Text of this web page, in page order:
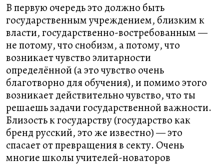
В первую очередь это должно быть
государственным учреждением, близким к
власти, государственно-востребованным —
не потому, что снобизм, а потому, что
возникает чувство элитарности
определённой (а это чувство очень
благотворно для обучения), и помимо этого
возникает действительно чувство, что ты
решаешь задачи государственной важности.
Близость к государству (государство как
бренд русский, это же известно) — это
спасает от превращения в секту. Очень
многие школы учителей-новаторов